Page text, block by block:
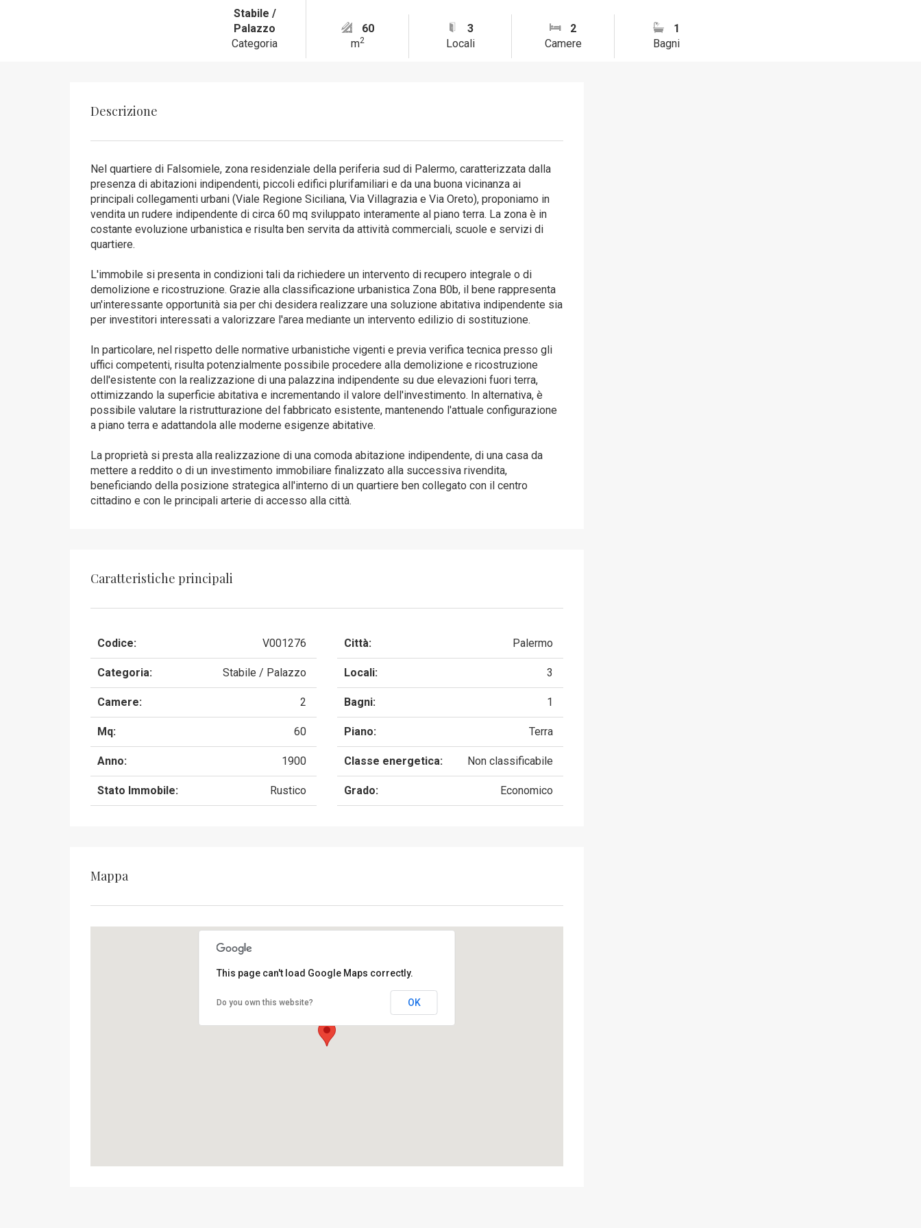
Stabile /
Palazzo
Categoria
60
m2
3
Locali
2
Camere
1
Bagni
Descrizione
Nel quartiere di Falsomiele, zona residenziale della periferia sud di Palermo, caratterizzata dalla
presenza di abitazioni indipendenti, piccoli edifici plurifamiliari e da una buona vicinanza ai
principali collegamenti urbani (Viale Regione Siciliana, Via Villagrazia e Via Oreto), proponiamo in
vendita un rudere indipendente di circa 60 mq sviluppato interamente al piano terra. La zona è in
costante evoluzione urbanistica e risulta ben servita da attività commerciali, scuole e servizi di
quartiere.
L'immobile si presenta in condizioni tali da richiedere un intervento di recupero integrale o di
demolizione e ricostruzione. Grazie alla classificazione urbanistica Zona B0b, il bene rappresenta
un'interessante opportunità sia per chi desidera realizzare una soluzione abitativa indipendente sia
per investitori interessati a valorizzare l'area mediante un intervento edilizio di sostituzione.
In particolare, nel rispetto delle normative urbanistiche vigenti e previa verifica tecnica presso gli
uffici competenti, risulta potenzialmente possibile procedere alla demolizione e ricostruzione
dell'esistente con la realizzazione di una palazzina indipendente su due elevazioni fuori terra,
ottimizzando la superficie abitativa e incrementando il valore dell'investimento. In alternativa, è
possibile valutare la ristrutturazione del fabbricato esistente, mantenendo l'attuale configurazione
a piano terra e adattandola alle moderne esigenze abitative.
La proprietà si presta alla realizzazione di una comoda abitazione indipendente, di una casa da
mettere a reddito o di un investimento immobiliare finalizzato alla successiva rivendita,
beneficiando della posizione strategica all'interno di un quartiere ben collegato con il centro
cittadino e con le principali arterie di accesso alla città.
Caratteristiche principali
Codice: V001276 Città: Palermo
Categoria: Stabile / Palazzo Locali: 3
Camere: 2 Bagni: 1
Mq: 60 Piano: Terra
Anno: 1900 Classe energetica: Non classificabile
Stato Immobile: Rustico Grado: Economico
Mappa
This page can't load Google Maps correctly.
Do you own this website? OK